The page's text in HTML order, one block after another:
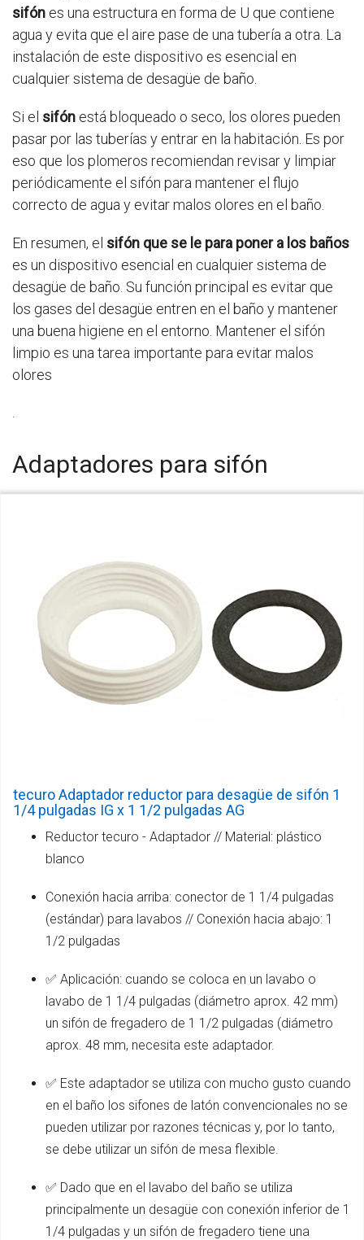
sifón es una estructura en forma de U que contiene
agua y evita que el aire pase de una tubería a otra. La
instalación de este dispositivo es esencial en
cualquier sistema de desagüe de baño.
Si el sifón está bloqueado o seco, los olores pueden
pasar por las tuberías y entrar en la habitación. Es por
eso que los plomeros recomiendan revisar y limpiar
periódicamente el sifón para mantener el flujo
correcto de agua y evitar malos olores en el baño.
En resumen, el sifón que se le para poner a los baños
es un dispositivo esencial en cualquier sistema de
desagüe de baño. Su función principal es evitar que
los gases del desagüe entren en el baño y mantener
una buena higiene en el entorno. Mantener el sifón
limpio es una tarea importante para evitar malos
olores
Adaptadores para sifón
tecuro Adaptador reductor para desagüe de sifón 1
1/4 pulgadas IG x 1 1/2 pulgadas AG
Reductor tecuro - Adaptador // Material: plástico
blanco
Conexión hacia arriba: conector de 1 1/4 pulgadas
(estándar) para lavabos // Conexión hacia abajo: 1
1/2 pulgadas
✅ Aplicación: cuando se coloca en un lavabo o
lavabo de 1 1/4 pulgadas (diámetro aprox. 42 mm)
un sifón de fregadero de 1 1/2 pulgadas (diámetro
aprox. 48 mm, necesita este adaptador.
✅ Este adaptador se utiliza con mucho gusto cuando
en el baño los sifones de latón convencionales no se
pueden utilizar por razones técnicas y, por lo tanto,
se debe utilizar un sifón de mesa flexible.
✅ Dado que en el lavabo del baño se utiliza
principalmente un desagüe con conexión inferior de 1
1/4 pulgadas y un sifón de fregadero tiene una